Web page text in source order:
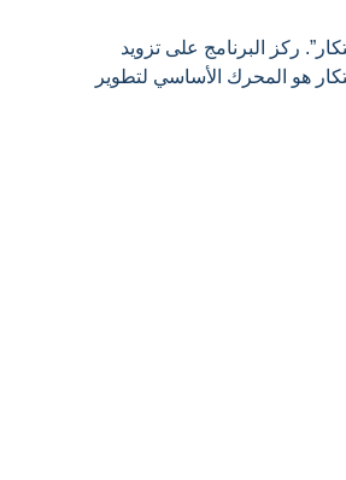
ركز البرنامج على تزويد
هو المحرك الأساسي لتطوير